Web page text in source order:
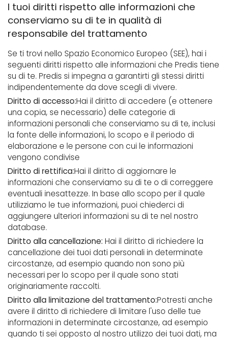
I tuoi diritti rispetto alle informazioni che
conserviamo su di te in qualità di
responsabile del trattamento
Se ti trovi nello Spazio Economico Europeo (SEE), hai i
seguenti diritti rispetto alle informazioni che Predis tiene
su di te. Predis si impegna a garantirti gli stessi diritti
indipendentemente da dove scegli di vivere.
Diritto di accesso:Hai il diritto di accedere (e ottenere
una copia, se necessario) delle categorie di
informazioni personali che conserviamo su di te, inclusi
la fonte delle informazioni, lo scopo e il periodo di
elaborazione e le persone con cui le informazioni
vengono condivise
Diritto di rettifica:Hai il diritto di aggiornare le
informazioni che conserviamo su di te o di correggere
eventuali inesattezze. In base allo scopo per il quale
utilizziamo le tue informazioni, puoi chiederci di
aggiungere ulteriori informazioni su di te nel nostro
database.
Diritto alla cancellazione: Hai il diritto di richiedere la
cancellazione dei tuoi dati personali in determinate
circostanze, ad esempio quando non sono più
necessari per lo scopo per il quale sono stati
originariamente raccolti.
Diritto alla limitazione del trattamento:Potresti anche
avere il diritto di richiedere di limitare l'uso delle tue
informazioni in determinate circostanze, ad esempio
quando ti sei opposto al nostro utilizzo dei tuoi dati, ma